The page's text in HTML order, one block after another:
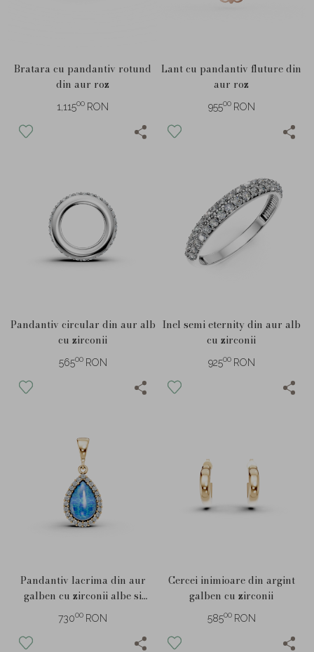
Bratara cu pandantiv rotund
din aur roz
1,11500 RON
Lant cu pandantiv fluture din
aur roz
95500 RON
Pandantiv circular din aur alb
cu zirconii
56500 RON
Inel semi eternity din aur alb
cu zirconii
92500 RON
Pandantiv lacrima din aur
galben cu zirconii albe si
albastre
73000 RON
Cercei inimioare din argint
galben cu zirconii
58500 RON